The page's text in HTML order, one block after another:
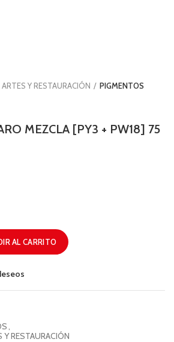
Y RESTAURACIÓN PIGMENTOS
MEZCLA [PY3 + PW18] 75
AL CARRITO
,
Y RESTAURACIÓN